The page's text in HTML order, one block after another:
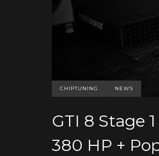
CHIPTUNING NEWS
GTI 8 Stage
380 HP +